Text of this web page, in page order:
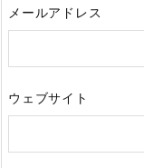
メールアドレス
ウェブサイト